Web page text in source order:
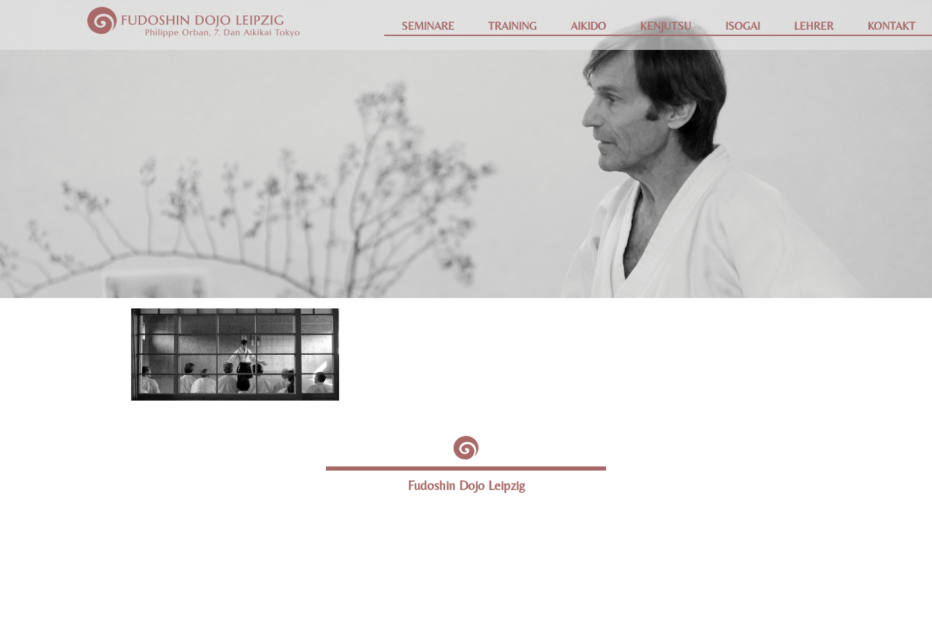
SEMINARE TRAINING AIKIDO KENJUTSU ISOGAI LEHRER KONTAKT
Fudoshin Dojo Leipzig